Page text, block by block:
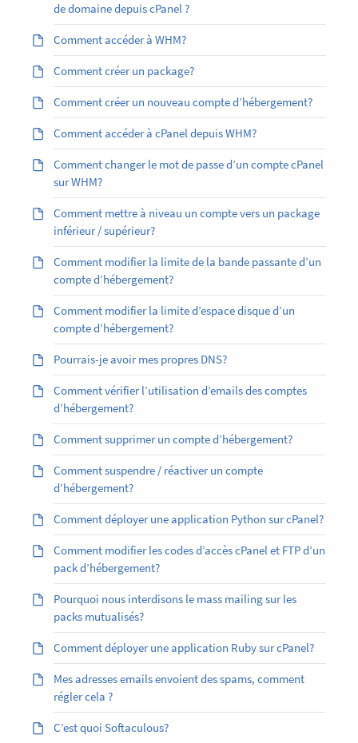
de domaine depuis cPanel ?
Comment accéder à WHM?
Comment créer un package?
Comment créer un nouveau compte d’hébergement?
Comment accéder à cPanel depuis WHM?
Comment changer le mot de passe d’un compte cPanel
sur WHM?
Comment mettre à niveau un compte vers un package
inférieur / supérieur?
Comment modifier la limite de la bande passante d’un
compte d’hébergement?
Comment modifier la limite d’espace disque d’un
compte d’hébergement?
Pourrais-je avoir mes propres DNS?
Comment vérifier l’utilisation d’emails des comptes
d’hébergement?
Comment supprimer un compte d’hébergement?
Comment suspendre / réactiver un compte
d’hébergement?
Comment déployer une application Python sur cPanel?
Comment modifier les codes d’accès cPanel et FTP d’un
pack d’hébergement?
Pourquoi nous interdisons le mass mailing sur les
packs mutualisés?
Comment déployer une application Ruby sur cPanel?
Mes adresses emails envoient des spams, comment
régler cela ?
C’est quoi Softaculous?